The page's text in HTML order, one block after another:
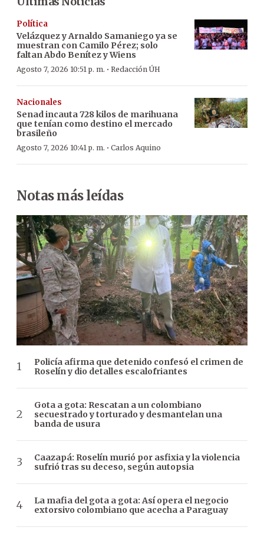
Política
Velázquez y Arnaldo Samaniego ya se
muestran con Camilo Pérez; solo
faltan Abdo Benítez y Wiens
Agosto 7, 2026 10:51 p. m. · Redacción ÚH
Nacionales
Senad incauta 728 kilos de marihuana
que tenían como destino el mercado
brasileño
Agosto 7, 2026 10:41 p. m. · Carlos Aquino
Notas más leídas
Policía afirma que detenido confesó el crimen de
Roselín y dio detalles escalofriantes
Gota a gota: Rescatan a un colombiano
secuestrado y torturado y desmantelan una
banda de usura
Caazapá: Roselín murió por asfixia y la violencia
sufrió tras su deceso, según autopsia
La mafia del gota a gota: Así opera el negocio
extorsivo colombiano que acecha a Paraguay